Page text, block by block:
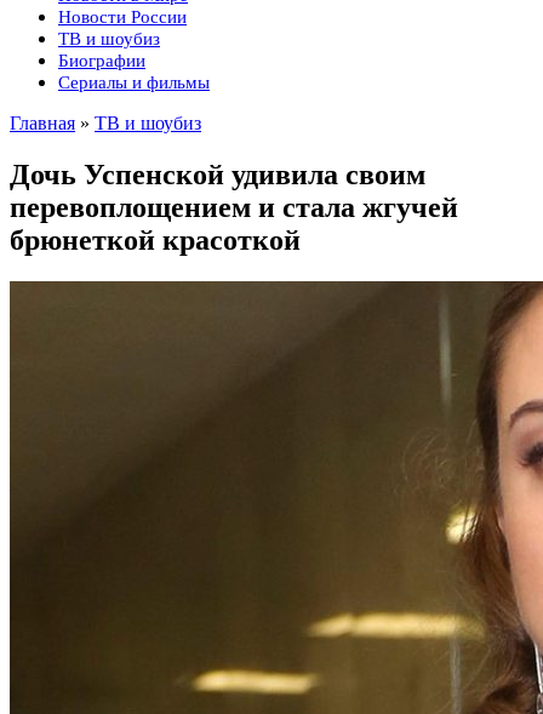
Новости России
ТВ и шоубиз
Биографии
Сериалы и фильмы
Главная » ТВ и шоубиз
Дочь Успенской удивила своим
перевоплощением и стала жгучей
брюнеткой красоткой